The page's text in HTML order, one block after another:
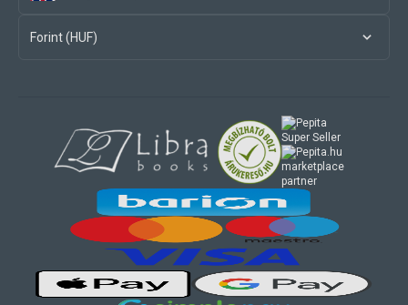
Forint (HUF)
marketplace
partner